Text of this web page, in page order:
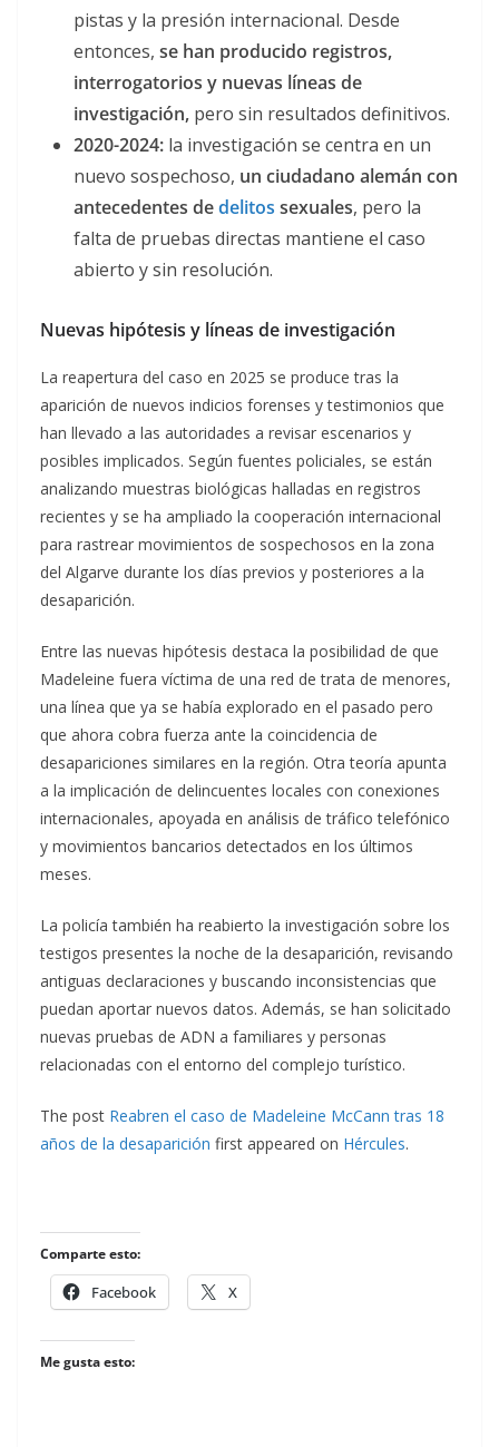
pistas y la presión internacional. Desde
entonces, se han producido registros,
interrogatorios y nuevas líneas de
investigación, pero sin resultados definitivos.
2020-2024: la investigación se centra en un
nuevo sospechoso, un ciudadano alemán con
antecedentes dedelitos sexuales, pero la
falta de pruebas directas mantiene el caso
abierto y sin resolución.
Nuevas hipótesis y líneas de investigación
La reapertura del caso en 2025 se produce tras la
aparición de nuevos indicios forenses y testimonios que
han llevado a las autoridades a revisar escenarios y
posibles implicados. Según fuentes policiales, se están
analizando muestras biológicas halladas en registros
recientes y se ha ampliado la cooperación internacional
para rastrear movimientos de sospechosos en la zona
del Algarve durante los días previos y posteriores a la
desaparición.
Entre las nuevas hipótesis destaca la posibilidad de que
Madeleine fuera víctima de una red de trata de menores,
una línea que ya se había explorado en el pasado pero
que ahora cobra fuerza ante la coincidencia de
desapariciones similares en la región. Otra teoría apunta
a la implicación de delincuentes locales con conexiones
internacionales, apoyada en análisis de tráfico telefónico
y movimientos bancarios detectados en los últimos
meses.
La policía también ha reabierto la investigación sobre los
testigos presentes la noche de la desaparición, revisando
antiguas declaraciones y buscando inconsistencias que
puedan aportar nuevos datos. Además, se han solicitado
nuevas pruebas de ADN a familiares y personas
relacionadas con el entorno del complejo turístico.
The post Reabren el caso de Madeleine McCann tras 18
años de la desaparición first appeared on Hércules.
Comparte esto:
Facebook X
Me gusta esto: